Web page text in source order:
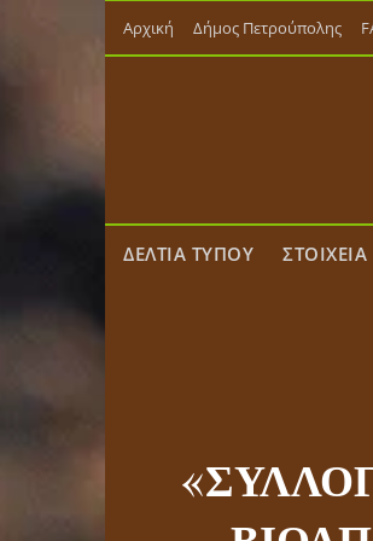
Αρχική Δήμος Πετρούπολης
ΔΕΛΤΙΑ ΤΥΠΟΥ